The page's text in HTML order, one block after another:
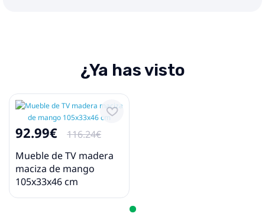
¿Ya has visto
92.99€
116.24€
Mueble de TV madera
maciza de mango
105x33x46 cm